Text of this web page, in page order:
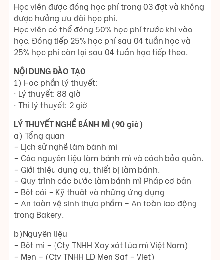
Học viên được đóng học phí trong 03 đợt và không
được hưởng ưu đãi học phí.
Học viên có thể đóng 50% học phí trước khi vào
học. Đóng tiếp 25% học phí sau 04 tuần học và
25% học phí còn lại sau 04 tuần học tiếp theo.
NỘI DUNG ĐÀO TẠO
1) Học phần lý thuyết:
· Lý thuyết: 88 giờ
· Thi lý thuyết: 2 giờ
LÝ THUYẾT NGHỀ BÁNH MÌ (90 giờ)
a) Tổng quan
– Lịch sử nghề làm bánh mì
– Các nguyên liệu làm bánh mì và cách bảo quản.
– Giới thiệu dụng cụ, thiết bị làm bánh.
– Quy trình các bước làm bánh mì Pháp cơ bản
– Bột cái – Kỹ thuật và những ứng dụng
– An toàn vệ sinh thực phẩm – An toàn lao động
trong Bakery.
b)Nguyên liệu
– Bột mì – (Cty TNHH Xay xát lúa mì Việt Nam)
– Men – (Cty TNHH LD Men Saf – Viet)